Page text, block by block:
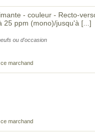
- couleur - Recto-
25 ppm (mono)/jusqu'à [...]
ou d'occasion
marchand
marchand